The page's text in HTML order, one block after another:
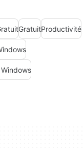
GratuitProductivité